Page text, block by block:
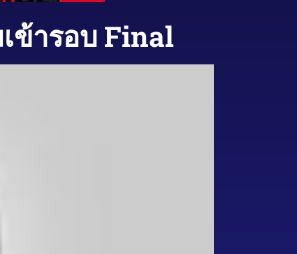
ข้ารอบ Final